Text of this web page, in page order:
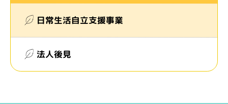
日常生活自立支援事業
法人後見